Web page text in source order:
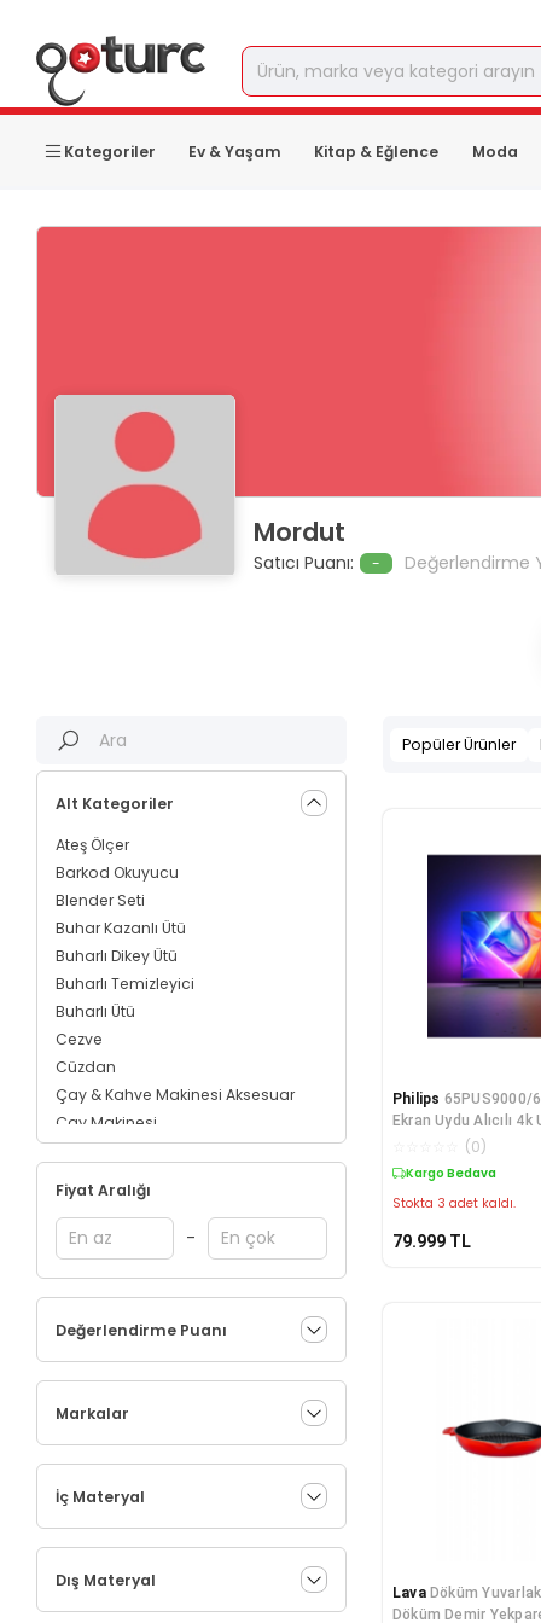
Kategoriler Ev & Yaşam Kitap & Eğlence Moda
Mordut
Satıcı Puanı: - Değerlendirme
Alt Kategoriler
Ateş Ölçer
Barkod Okuyucu
Blender Seti
Buhar Kazanlı Ütü
Buharlı Dikey Ütü
Buharlı Temizleyici
Buharlı Ütü
Cezve
Cüzdan
Çay & Kahve Makinesi Aksesuar
Çay Makinesi
Diğer Elektrikli Pişiriciler
Doğrayıcı&Rondo
Düdüklü Tencere
Elektronik Çeyiz Seti
Makinesi
Filtre Kahve Makinesi
Hava Nemlendirici
Hava Temizleyici
Kişisel Bakım Yedek Parça
Kişisel Blender
Mikser&Mikser Seti
Paspas ve Mop
Fiyat Aralığı
-
Değerlendirme Puanı
Markalar
İç Materyal
Dış Materyal
Popüler Ürünler
Philips 65PUS9000/
Ekran Uydu Alıcılı
Ambilight QLED TV
(0)
Kargo Bedava
Stokta 3 adet kaldı.
79.999 TL
Lava Döküm
Döküm Demir